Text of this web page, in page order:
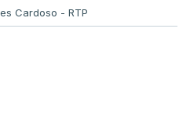
Cardoso - RTP